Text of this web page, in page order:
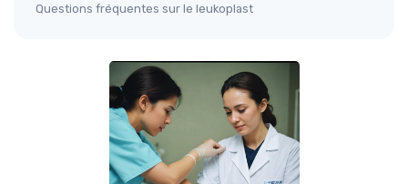
Questions fréquentes sur le leukoplast